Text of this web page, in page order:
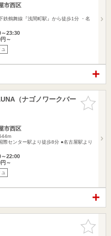
市西区
鉄鶴舞線『浅間町駅』から徒歩1分 ・名
23:30
～
お気に入
りに追加
（ナゴノワークバー
市西区
際センター駅より徒歩8分 ●名古屋駅より
22:00
～
お気に入
りに追加